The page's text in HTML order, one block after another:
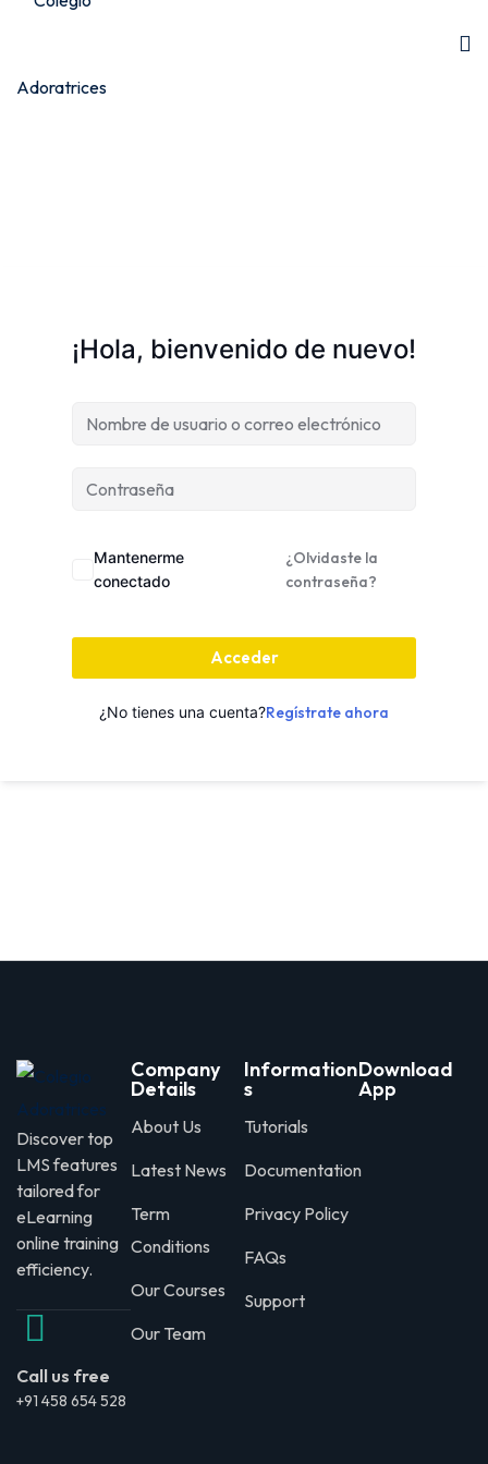
¡Hola, bienvenido de nuevo!
Mantenerme
conectado
¿Olvidaste la
contraseña?
Acceder
¿No tienes una cuenta?Regístrate ahora
Discover top
LMS features
tailored for
eLearning
online training
efficiency.
Call us free
+91 458 654 528
Company
Details
About Us
Latest News
Term
Conditions
Our Courses
Our Team
Information
s
Tutorials
Documentation
Privacy Policy
FAQs
Support
Download
App